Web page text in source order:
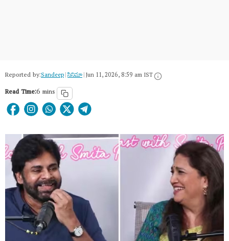
Reported by:Sandeep|సినిమా|Jun 11, 2026, 8:59 am IST
Read Time:6 mins